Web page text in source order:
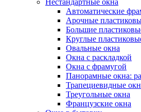
Нестандартные окна
Автоматические
Арочные
Большие
Круглые
Овальные окна
Окна с раскладкой
Окна с фрамугой
Панорамные окна:
Трапециевидные
Треугольные окна
Французские окна